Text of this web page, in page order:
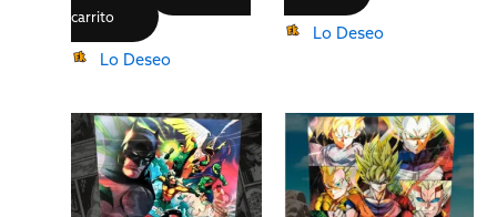
carrito
Lo Deseo
Lo Deseo